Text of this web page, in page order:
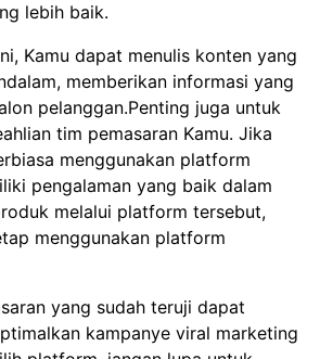
lebih baik.
Kamu dapat menulis konten yang
memberikan informasi yang
pelanggan.Penting juga untuk
tim pemasaran Kamu. Jika
menggunakan platform
pengalaman yang baik dalam
melalui platform tersebut,
menggunakan platform
yang sudah teruji dapat
kampanye viral marketing